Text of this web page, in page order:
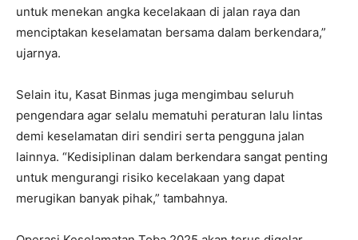
untuk menekan angka kecelakaan di jalan raya dan
menciptakan keselamatan bersama dalam berkendara,”
ujarnya.
Selain itu, Kasat Binmas juga mengimbau seluruh
pengendara agar selalu mematuhi peraturan lalu lintas
demi keselamatan diri sendiri serta pengguna jalan
lainnya. “Kedisiplinan dalam berkendara sangat penting
untuk mengurangi risiko kecelakaan yang dapat
merugikan banyak pihak,” tambahnya.